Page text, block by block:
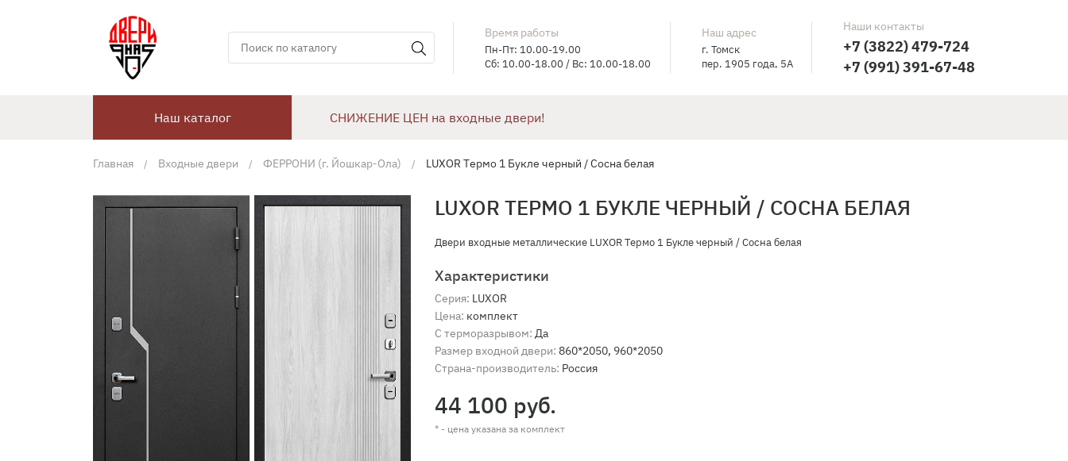
Время работы
Пн-Пт: 10.00-19.00
Сб: 10.00-18.00 / Вс: 10.00-18.00
Наш адрес
г. Томск
пер. 1905 года, 5А
Наши контакты
+7 (3822) 479-724
+7 (991) 391-67-48
Наш каталог СНИЖЕНИЕ ЦЕН на входные двери!
Главная Входные двери ФЕРРОНИ (г. Йошкар-Ола) LUXOR Tермо 1 Букле черный / Сосна белая
LUXOR TЕРМО 1 БУКЛЕ ЧЕРНЫЙ / СОСНА БЕЛАЯ
Двери входные металлические LUXOR Tермо 1 Букле черный / Сосна белая
Характеристики
Серия: LUXOR
Цена: комплект
С терморазрывом: Да
Размер входной двери: 860*2050, 960*2050
Страна-производитель: Россия
44 100 руб.
* - цена указана за комплект